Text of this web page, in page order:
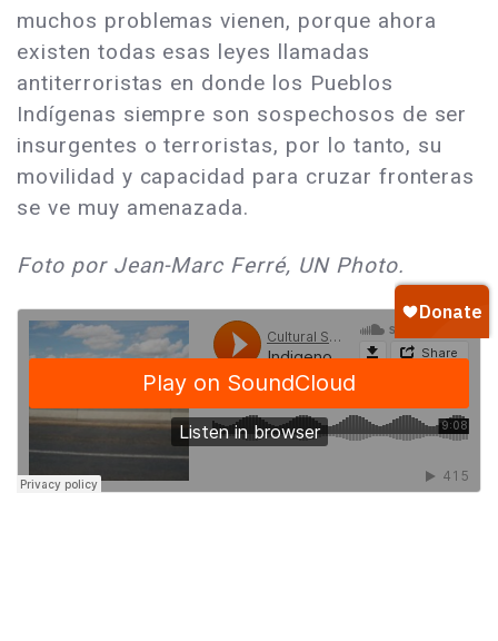
muchos problemas vienen, porque ahora
existen todas esas leyes llamadas
antiterroristas en donde los Pueblos
Indígenas siempre son sospechosos de ser
insurgentes o terroristas, por lo tanto, su
movilidad y capacidad para cruzar fronteras
se ve muy amenazada.
Foto por Jean-Marc Ferré, UN Photo.